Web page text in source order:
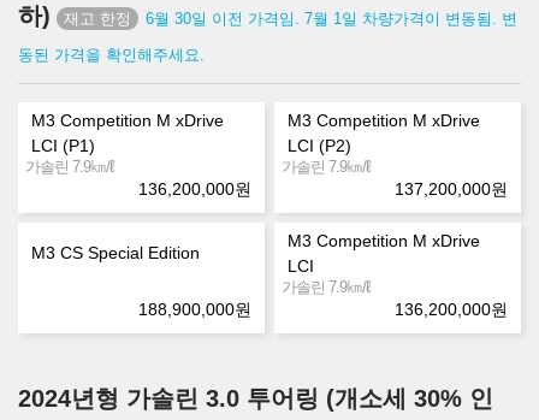
하)
6월 30일 이전 가격임. 7월 1일 차량가격이 변동됨. 변
동된 가격을 확인해주세요.
M3 Competition M xDrive
LCI (P1)
가솔린 7.9㎞/ℓ
136,200,000원
M3 Competition M xDrive
LCI (P2)
가솔린 7.9㎞/ℓ
137,200,000원
M3 CS Special Edition
188,900,000원
M3 Competition M xDrive
LCI
가솔린 7.9㎞/ℓ
136,200,000원
2024년형 가솔린 3.0 투어링 (개소세 30% 인